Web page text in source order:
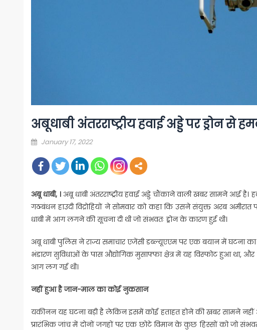
अबूधाबी अंतरराष्ट्रीय हवाई अड्डे पर ड्रोन से
Posted
January 17, 2022
अबू धाबी, । अबू धाबी अंतरराष्ट्रीय हवाई अड्डे चौंकाने वाली खबर सामने आई
गठबंधन हाउदी विद्रोहियों ने सोमवार को कहा कि उसने संयुक्त अरब
धाबी में आग लगने की सूचना दी थी जो संभवतः ड्रोन के कारण हुई थी।
अबू धाबी पुलिस ने राज्य समाचार एजेंसी डब्ल्यूएएम पर एक बयान में घटना
भंडारण सुविधाओं के पास औद्योगिक मुसाफ्फा क्षेत्र में यह विस्फोट हुआ था,
आग लग गई थी।
नहीं हुआ है जान-माल का कोई नुकसान
यकीनन यह घटना बड़ी है लेकिन इसमें कोई हताहत होने की खबर सामने
प्रारंभिक जांच में दोनों जगहों पर एक छोटे विमान के कुछ हिस्सों को जो